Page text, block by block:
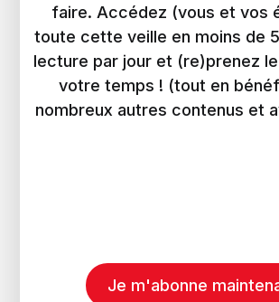
faire. Accédez (vous et vos
toute cette veille en moins de
lecture par jour et (re)prenez
votre temps ! (tout en
nombreux autres contenus et
Je m'abonne